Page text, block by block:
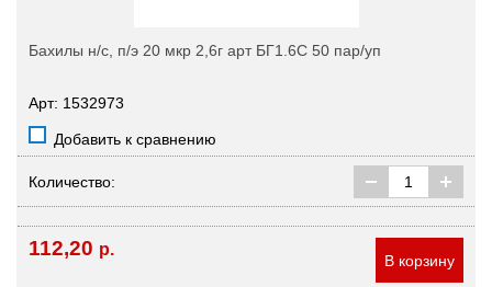
Бахилы н/с, п/э 20 мкр 2,6г арт БГ1.6С 50 пар/уп
Арт: 1532973
Добавить к сравнению
Количество:
112,20 р.
В корзину